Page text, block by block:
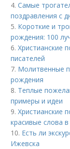
4.Самые
поздравления с
5. Короткие и
рождения: 100
6.Христианские
писателей
7. Молитвенные
рождения
8. Теплые
примеры и идеи
9.Христианские
красивые слова
10. Есть ли
Ижевска